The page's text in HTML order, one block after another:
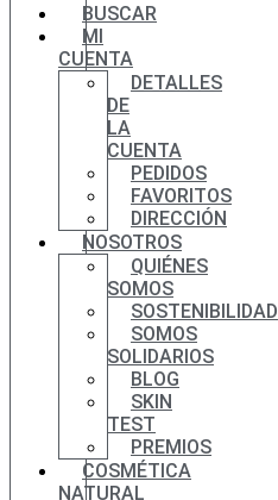
BUSCAR
MI
CUENTA
DETALLES
DE
LA
CUENTA
PEDIDOS
FAVORITOS
DIRECCIÓN
NOSOTROS
QUIÉNES
SOMOS
SOSTENIBILIDAD
SOMOS
SOLIDARIOS
BLOG
SKIN
TEST
PREMIOS
COSMÉTICA
NATURAL